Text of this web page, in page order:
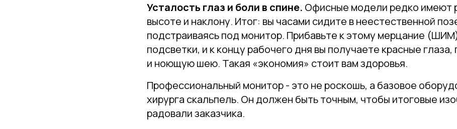
Усталость глаз и боли в спине. Офисные модели редко имеют
высоте и наклону. Итог: вы часами сидите в неестественной
подстраиваясь под монитор. Прибавьте к этому мерцание
подсветки, и к концу рабочего дня вы получаете красные
и ноющую шею. Такая «экономия» стоит вам здоровья.
Профессиональный монитор - это не роскошь, а базовое
хирурга скальпель. Он должен быть точным, чтобы итоговые
радовали заказчика.